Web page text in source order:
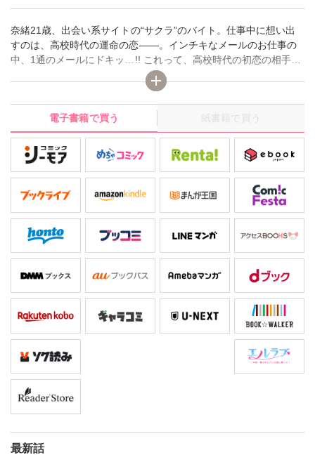
奈緒21歳、出会い系サイトの“サクラ”のバイト。仕事中に想い出
すのは、高校時代の運命の恋――。インチキなメールのお仕事の
中、1通のメールにドキッ…!! これって、高校時代の初恋の相手な
んじゃ!? 帰国してたの? アメリカ留学をキッカケに別れた彼とあ
まりに一致する内容に確信を深め、「アイコ」の名前で返信メー
ルを続けていく奈緒。そして、ついに決定的なメールが!! 「来週
アメリカに戻るんだ。だから、一度、会わない?」――彼に間違い
ない!会いたいよ!でもメールをしている「アイコ」が、「奈緒」だ
ってバレたら――。出会い系メールの中で、真実の恋は実を結ぶ
のか!? ハラハラドキドキ、最後にキュ～ンとなるラブストーリー!!
電子書籍で買う 紙書籍で買う
最新話